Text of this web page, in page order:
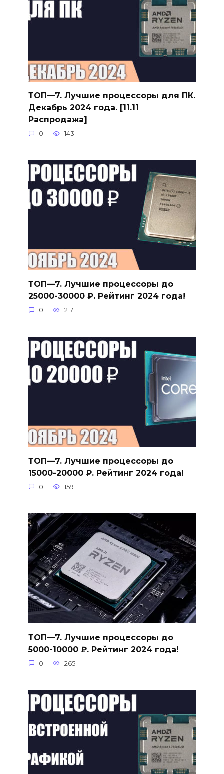
ТОП—7. Лучшие процессоры для ПК.
Декабрь 2024 года. [11.11
Распродажа]
0 143
ТОП—7. Лучшие процессоры до
25000-30000 ₽. Рейтинг 2024 года!
0 217
ТОП—7. Лучшие процессоры до
15000-20000 ₽. Рейтинг 2024 года!
0 159
ТОП—7. Лучшие процессоры до
5000-10000 ₽. Рейтинг 2024 года!
0 265